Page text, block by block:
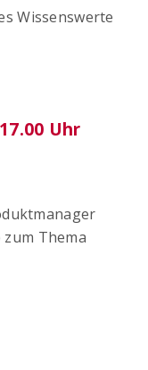
Wissenswerte
Uhr
Thema